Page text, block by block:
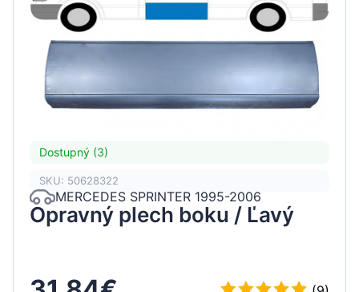
Dostupný (3)
SKU: 50628322
MERCEDES SPRINTER 1995-2006
Opravný plech boku / Ľavý